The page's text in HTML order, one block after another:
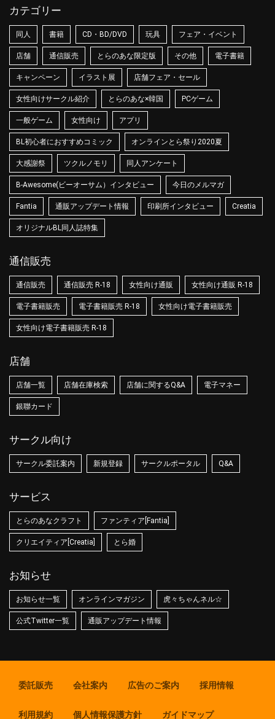
カテゴリー
同人 書籍 CD・BD/DVD 玩具 フェア・イベント
店舗 通信販売 とらのあな限定版 その他 電子書籍
キャンペーン イラスト展 店舗フェア・セール
女性向けサークル紹介 とらのあな×韓国 PCゲーム
一般ゲーム 女性向け アプリ
BL初心者におすすめコミック オンラインとら祭り2020夏
大感謝祭 ツクルノモリ 同人アンケート
B-Awesome(ビーオーサム）インタビュー 今日のメルマガ
Fantia 通販アップデート情報 印刷所インタビュー Creatia
オリジナルBL同人誌特集
通信販売
通信販売 通信販売 R-18 女性向け通販 女性向け通販 R-18
電子書籍販売 電子書籍販売 R-18 女性向け電子書籍販売
女性向け電子書籍販売 R-18
店舗
店舗一覧 店舗在庫検索 店舗に関するQ&A 電子マネー
銀聯カード
サークル向け
サークル委託案内 新規登録 サークルポータル Q&A
サービス
とらのあなクラフト ファンティア[Fantia]
クリエイティア[Creatia] とら婚
お知らせ
お知らせ一覧 オンラインマガジン 虎々ちゃんネル☆
公式Twitter一覧 通販アップデート情報
委託販売 会社案内 広告のご案内 採用情報
利用規約 個人情報保護方針 ガイドマップ